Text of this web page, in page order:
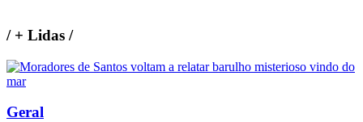
/+ Lidas /
Geral